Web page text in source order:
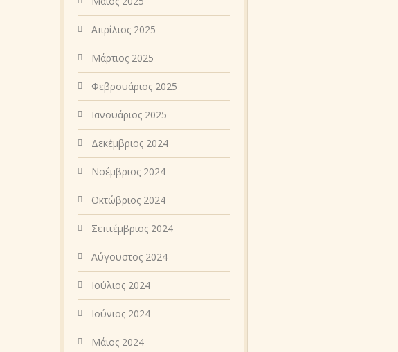
Απρίλιος 2025
Μάρτιος 2025
Φεβρουάριος 2025
Ιανουάριος 2025
Δεκέμβριος 2024
Νοέμβριος 2024
Οκτώβριος 2024
Σεπτέμβριος 2024
Αύγουστος 2024
Ιούλιος 2024
Ιούνιος 2024
Μάιος 2024